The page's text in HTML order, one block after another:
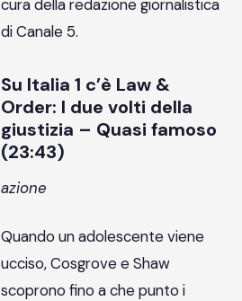
cura della redazione giornalistica
di Canale 5.
Su Italia 1 c’è Law &
Order: I due volti della
giustizia – Quasi famoso
(23:43)
azione
Quando un adolescente viene
ucciso, Cosgrove e Shaw
scoprono fino a che punto i